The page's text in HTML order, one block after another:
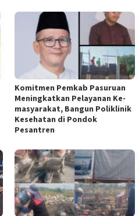
Komitmen Pemkab Pasuruan
Meningkatkan Pelayanan Ke-
masyarakat, Bangun Poliklinik
Kesehatan di Pondok
Pesantren